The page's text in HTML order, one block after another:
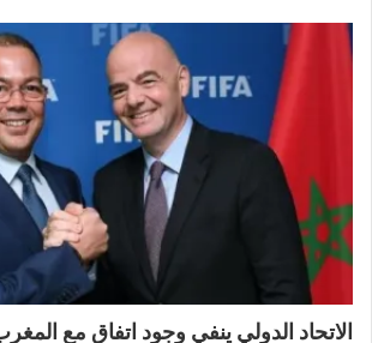
الاتحاد الدولي ينفي وجود اتفاق مع